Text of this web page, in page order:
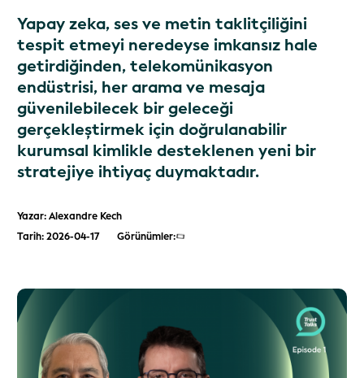
Yapay zeka, ses ve metin taklitçiliğini
tespit etmeyi neredeyse imkansız hale
getirdiğinden, telekomünikasyon
endüstrisi, her arama ve mesaja
güvenilebilecek bir geleceği
gerçekleştirmek için doğrulanabilir
kurumsal kimlikle desteklenen yeni bir
stratejiye ihtiyaç duymaktadır.
Yazar: Alexandre Kech
Tarih: 2026-04-17
Görünümler: